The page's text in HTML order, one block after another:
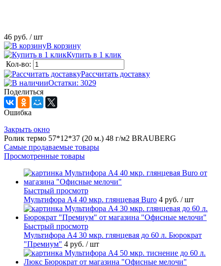
46 руб. / шт
В корзину
Купить в 1 клик
Кол-во:
Рассчитать доставку
Остатки: 3029
Поделиться
Ошибка
Закрыть окно
Ролик термо 57*12*37 (20 м.) 48 г/м2 BRAUBERG
Самые продаваемые товары
Просмотренные товары
Быстрый просмотр
Мультифора А4 40 мкр. глянцевая Buro 4 руб. / шт
Быстрый просмотр
Мультифора А4 30 мкр. глянцевая до 60 л. Бюрократ
"Премиум" 4 руб. / шт